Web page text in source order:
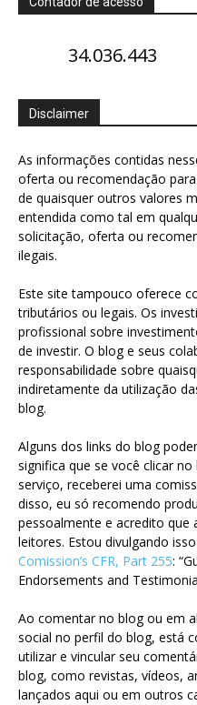
34.036.443
Disclaimer
As informações contidas
oferta ou recomendação
de quaisquer outros valores
entendida como tal em
solicitação, oferta ou
ilegais.
Este site tampouco oferece
tributários ou legais. Os
profissional sobre
de investir. O blog e seus
responsabilidade sobre
indiretamente da utilização
blog.
Alguns dos links do blog
significa que se você clicar
serviço, receberei uma
disso, eu só recomendo
pessoalmente e acredito que
leitores. Estou divulgando
Comission’s CFR, Part 255:
Endorsements and
Ao comentar no blog ou em
social no perfil do blog, está
utilizar e vincular seu
blog, como revistas, vídeos,
lançados aqui ou em outros